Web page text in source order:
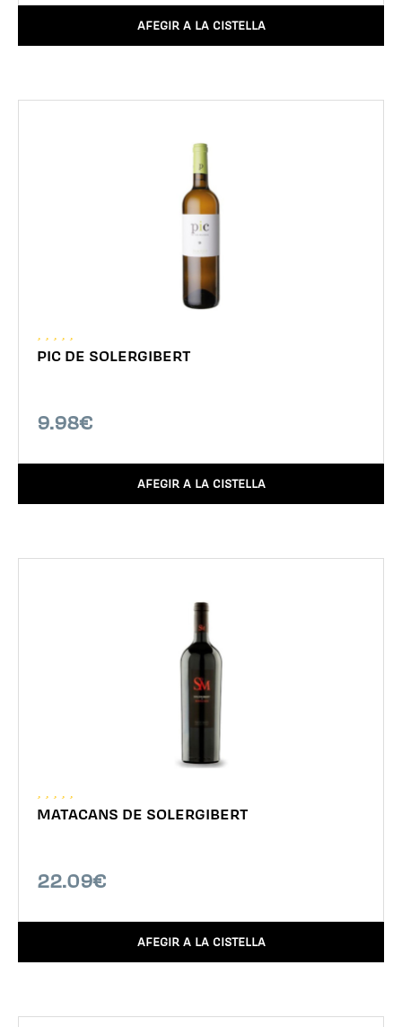
AFEGIR A LA CISTELLA
PIC DE SOLERGIBERT
9.98€
AFEGIR A LA CISTELLA
MATACANS DE SOLERGIBERT
22.09€
AFEGIR A LA CISTELLA